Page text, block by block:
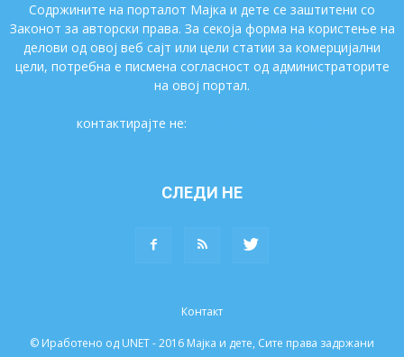
Содржините на порталот Мајка и дете се заштитени со
Законот за авторски права. За секоја форма на користење на
делови од овој веб сајт или цели статии за комерцијални
цели, потребна е писмена согласност од администраторите
на овој портал.
контактирајте не:
СЛЕДИ НЕ
Контакт
© Иработено од UNET - 2016 Мајка и дете, Сите права задржани